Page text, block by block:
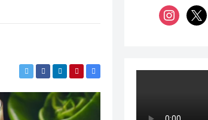
instagram
x